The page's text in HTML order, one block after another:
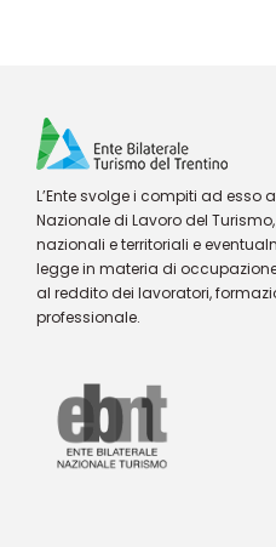
L’Ente svolge i compiti ad
Nazionale di Lavoro del
nazionali e territoriali e
legge in materia di
al reddito dei lavoratori,
professionale.